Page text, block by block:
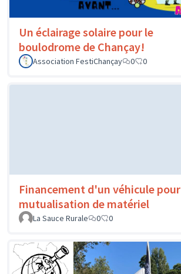
Un éclairage solaire pour le
boulodrome de Chançay!
Association FestiChançay
0 0
Financement d'un véhicule pour
mutualisation de matériel
La Sauce Rurale
0 0